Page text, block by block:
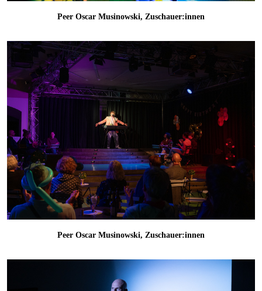
Peer Oscar Musinowski, Zuschauer:innen
Peer Oscar Musinowski, Zuschauer:innen